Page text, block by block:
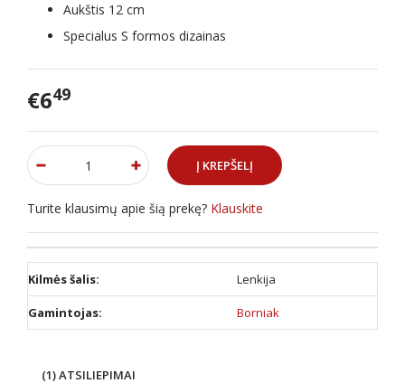
Aukštis 12 cm
Specialus S formos dizainas
€649
Turite klausimų apie šią prekę? Klauskite
Kilmės šalis: Lenkija
Gamintojas: Borniak
(1) ATSILIEPIMAI